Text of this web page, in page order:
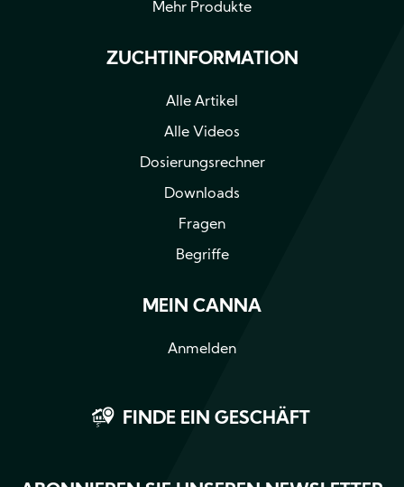
Mehr Produkte
ZUCHTINFORMATION
Alle Artikel
Alle Videos
Dosierungsrechner
Downloads
Fragen
Begriffe
MEIN CANNA
Anmelden
FINDE EIN GESCHÄFT